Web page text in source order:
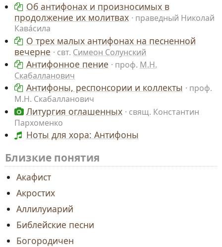
Об антифонах и произносимых в
продолжение их молитвах
праведный Николай
Кава́сила
О трех малых антифонах на песненной
вечерне
свт. Симеон Солунский
Антифонное пение проф. М.Н.
Скабалланович
Антифоны, респонсории и коллекты
проф.
М.Н. Скабалланович
Литургия оглашенных
свящ. Константин
Пархоменко
Ноты для хора: Антифоны
Близкие понятия
Акафист
Акростих
Аллилуиарий
Библейские песни
Богородичен